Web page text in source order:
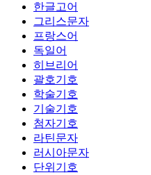
한글고어
그리스문자
프랑스어
독일어
히브리어
괄호기호
학술기호
기술기호
첨자기호
라틴문자
러시아문자
단위기호